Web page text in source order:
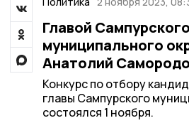
Главой Сампурского
муниципального
Анатолий
Конкурс по отбору
главы Сампурского
состоялся 1 ноября.